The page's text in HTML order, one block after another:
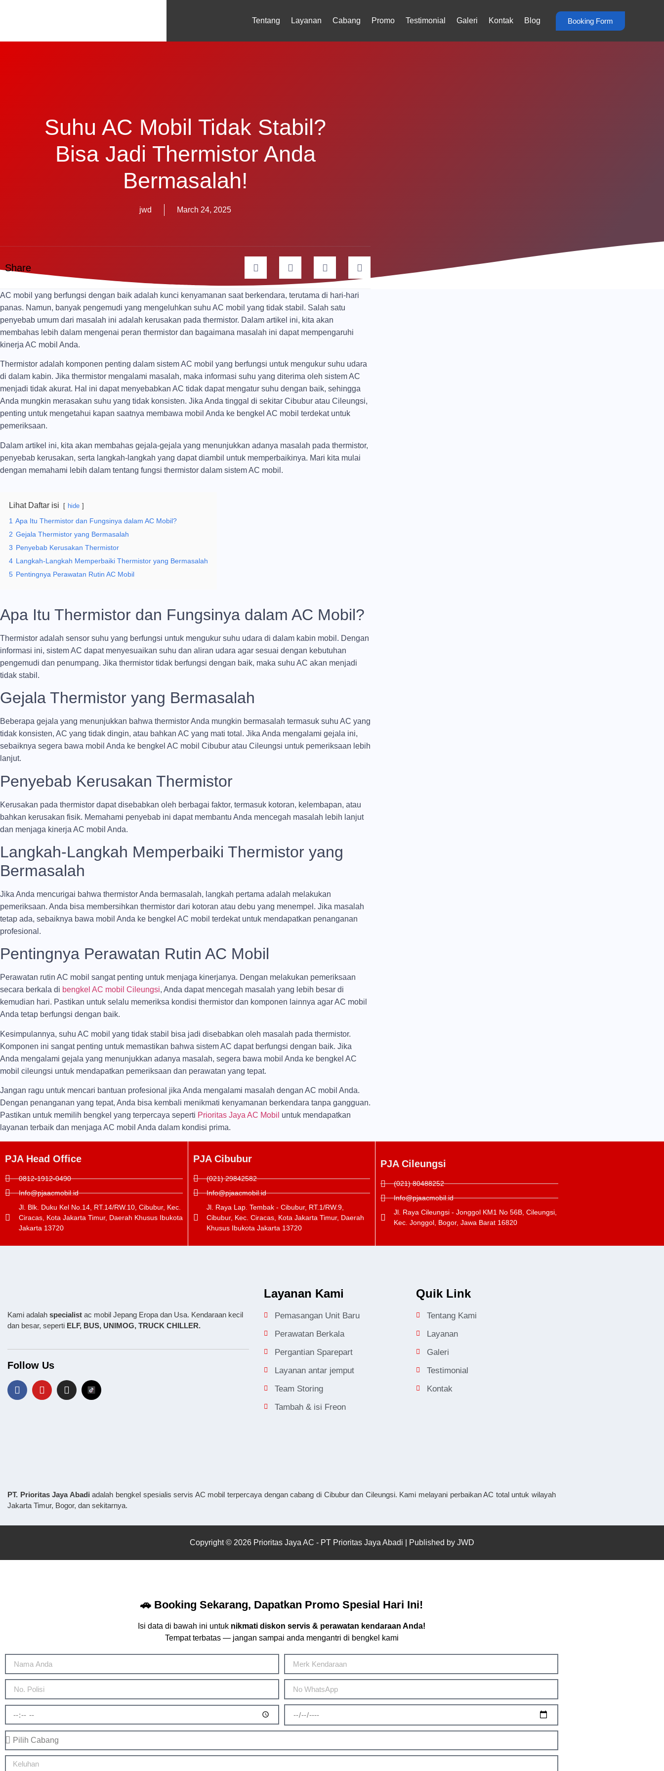
Tentang Layanan Cabang Promo Testimonial Galeri Kontak Blog Booking Form
Suhu AC Mobil Tidak Stabil?
Bisa Jadi Thermistor Anda
Bermasalah!
jwd March 24, 2025
Share
AC mobil yang berfungsi dengan baik adalah kunci kenyamanan saat berkendara, terutama di hari-hari
panas. Namun, banyak pengemudi yang mengeluhkan suhu AC mobil yang tidak stabil. Salah satu
penyebab umum dari masalah ini adalah kerusakan pada thermistor. Dalam artikel ini, kita akan
membahas lebih dalam mengenai peran thermistor dan bagaimana masalah ini dapat mempengaruhi
kinerja AC mobil Anda.
Thermistor adalah komponen penting dalam sistem AC mobil yang berfungsi untuk mengukur suhu udara
di dalam kabin. Jika thermistor mengalami masalah, maka informasi suhu yang diterima oleh sistem AC
menjadi tidak akurat. Hal ini dapat menyebabkan AC tidak dapat mengatur suhu dengan baik, sehingga
Anda mungkin merasakan suhu yang tidak konsisten. Jika Anda tinggal di sekitar Cibubur atau Cileungsi,
penting untuk mengetahui kapan saatnya membawa mobil Anda ke bengkel AC mobil terdekat untuk
pemeriksaan.
Dalam artikel ini, kita akan membahas gejala-gejala yang menunjukkan adanya masalah pada thermistor,
penyebab kerusakan, serta langkah-langkah yang dapat diambil untuk memperbaikinya. Mari kita mulai
dengan memahami lebih dalam tentang fungsi thermistor dalam sistem AC mobil.
Lihat Daftar isi hide
1 Apa Itu Thermistor dan Fungsinya dalam AC Mobil?
2 Gejala Thermistor yang Bermasalah
3 Penyebab Kerusakan Thermistor
4 Langkah-Langkah Memperbaiki Thermistor yang Bermasalah
5 Pentingnya Perawatan Rutin AC Mobil
Apa Itu Thermistor dan Fungsinya dalam AC Mobil?
Thermistor adalah sensor suhu yang berfungsi untuk mengukur suhu udara di dalam kabin mobil. Dengan
informasi ini, sistem AC dapat menyesuaikan suhu dan aliran udara agar sesuai dengan kebutuhan
pengemudi dan penumpang. Jika thermistor tidak berfungsi dengan baik, maka suhu AC akan menjadi
tidak stabil.
Gejala Thermistor yang Bermasalah
Beberapa gejala yang menunjukkan bahwa thermistor Anda mungkin bermasalah termasuk suhu AC yang
tidak konsisten, AC yang tidak dingin, atau bahkan AC yang mati total. Jika Anda mengalami gejala ini,
sebaiknya segera bawa mobil Anda ke bengkel AC mobil Cibubur atau Cileungsi untuk pemeriksaan lebih
lanjut.
Penyebab Kerusakan Thermistor
Kerusakan pada thermistor dapat disebabkan oleh berbagai faktor, termasuk kotoran, kelembapan, atau
bahkan kerusakan fisik. Memahami penyebab ini dapat membantu Anda mencegah masalah lebih lanjut
dan menjaga kinerja AC mobil Anda.
Langkah-Langkah Memperbaiki Thermistor yang
Bermasalah
Jika Anda mencurigai bahwa thermistor Anda bermasalah, langkah pertama adalah melakukan
pemeriksaan. Anda bisa membersihkan thermistor dari kotoran atau debu yang menempel. Jika masalah
tetap ada, sebaiknya bawa mobil Anda ke bengkel AC mobil terdekat untuk mendapatkan penanganan
profesional.
Pentingnya Perawatan Rutin AC Mobil
Perawatan rutin AC mobil sangat penting untuk menjaga kinerjanya. Dengan melakukan pemeriksaan
secara berkala di bengkel AC mobil Cileungsi, Anda dapat mencegah masalah yang lebih besar di
kemudian hari. Pastikan untuk selalu memeriksa kondisi thermistor dan komponen lainnya agar AC mobil
Anda tetap berfungsi dengan baik.
Kesimpulannya, suhu AC mobil yang tidak stabil bisa jadi disebabkan oleh masalah pada thermistor.
Komponen ini sangat penting untuk memastikan bahwa sistem AC dapat berfungsi dengan baik. Jika
Anda mengalami gejala yang menunjukkan adanya masalah, segera bawa mobil Anda ke bengkel AC
mobil cileungsi untuk mendapatkan pemeriksaan dan perawatan yang tepat.
Jangan ragu untuk mencari bantuan profesional jika Anda mengalami masalah dengan AC mobil Anda.
Dengan penanganan yang tepat, Anda bisa kembali menikmati kenyamanan berkendara tanpa gangguan.
Pastikan untuk memilih bengkel yang terpercaya seperti Prioritas Jaya AC Mobil untuk mendapatkan
layanan terbaik dan menjaga AC mobil Anda dalam kondisi prima.
PJA Head Office
0812-1912-0490
Info@pjaacmobil.id
Jl. Blk. Duku Kel No.14, RT.14/RW.10, Cibubur, Kec.
Ciracas, Kota Jakarta Timur, Daerah Khusus Ibukota
Jakarta 13720
PJA Cibubur
(021) 29842582
Info@pjaacmobil.id
Jl. Raya Lap. Tembak - Cibubur, RT.1/RW.9,
Cibubur, Kec. Ciracas, Kota Jakarta Timur, Daerah
Khusus Ibukota Jakarta 13720
PJA Cileungsi
(021) 80488252
Info@pjaacmobil.id
Jl. Raya Cileungsi - Jonggol KM1 No 56B, Cileungsi,
Kec. Jonggol, Bogor, Jawa Barat 16820
Kami adalah specialist ac mobil Jepang Eropa dan Usa. Kendaraan kecil
dan besar, seperti ELF, BUS, UNIMOG, TRUCK CHILLER.
Follow Us
Layanan Kami
Pemasangan Unit Baru
Perawatan Berkala
Pergantian Sparepart
Layanan antar jemput
Team Storing
Tambah & isi Freon
Quik Link
Tentang Kami
Layanan
Galeri
Testimonial
Kontak
PT. Prioritas Jaya Abadi adalah bengkel spesialis servis AC mobil terpercaya dengan cabang di Cibubur dan Cileungsi. Kami melayani perbaikan AC total untuk wilayah
Jakarta Timur, Bogor, dan sekitarnya.
Copyright © 2026 Prioritas Jaya AC - PT Prioritas Jaya Abadi | Published by JWD
🚗 Booking Sekarang, Dapatkan Promo Spesial Hari Ini!
Isi data di bawah ini untuk nikmati diskon servis & perawatan kendaraan Anda!
Tempat terbatas — jangan sampai anda mengantri di bengkel kami